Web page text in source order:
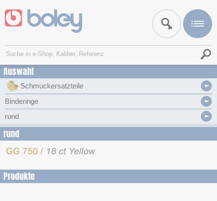
Auswahl
Schmuckersatzteile
Binderinge
rund
rund
Produkte